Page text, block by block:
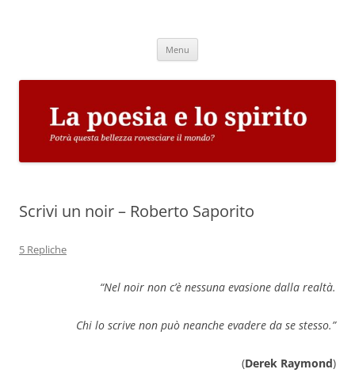
Menu
Scrivi un noir – Roberto Saporito
5 Repliche
“Nel noir non c’è nessuna evasione dalla realtà.
Chi lo scrive non può neanche evadere da se stesso.”
(Derek Raymond)